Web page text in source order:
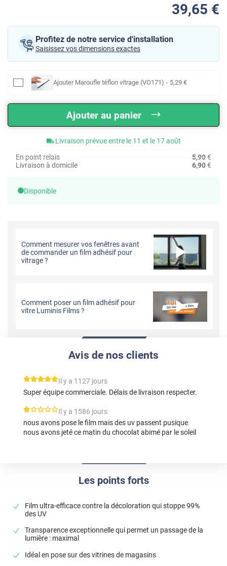
39,65 €
Profitez de notre service d'installation
Saisissez vos dimensions exactes
Ajouter Maroufle téflon vitrage (VO171) - 5,29 €
Ajouter au panier
Livraison prévue entre le 11 et le 17 août
En point relais
5,90€
Livraison à domicile
6,90€
Disponible
Comment mesurer vos fenêtres avant
de commander un film adhésif pour
vitrage ?
Comment poser un film adhésif pour
vitre Luminis Films ?
Les points forts
Film ultra-efficace contre la décoloration qui stoppe 99%
des UV
Transparence exceptionnelle qui permet un passage de la
lumière : maximal
Idéal en pose sur des vitrines de magasins
Avis de nos clients
*****
Il y a 1127 jours
Super équipe commerciale. Délais de livraison respecter.
*****
Il y a 1586 jours
nous avons pose le film mais des uv passent pusique
nous avons jeté ce matin du chocolat abimé par le soleil